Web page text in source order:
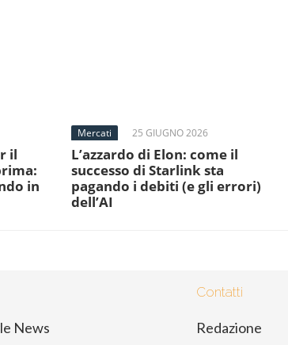
il
in
Mercati 25 GIUGNO 2026
L’azzardo di Elon: come il
successo di Starlink sta
pagando i debiti (e gli errori)
dell’AI
Contatti
Redazione